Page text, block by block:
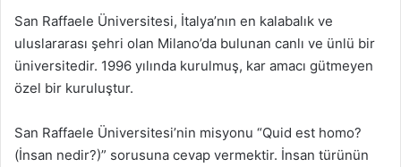
San Raffaele Üniversitesi, İtalya’nın en kalabalık ve
uluslararası şehri olan Milano’da bulunan canlı ve ünlü bir
üniversitedir. 1996 yılında kurulmuş, kar amacı gütmeyen
özel bir kuruluştur.
San Raffaele Üniversitesi’nin misyonu “Quid est homo?
(İnsan nedir?)” sorusuna cevap vermektir. İnsan türünün